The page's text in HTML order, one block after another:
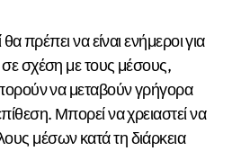
θα πρέπει να είναι ενήμεροι για
σχέση με τους μέσους,
να μεταβούν γρήγορα
Μπορεί να χρειαστεί να
μέσων κατά τη διάρκεια